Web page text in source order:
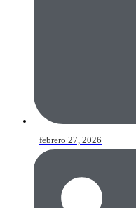
febrero 27, 2026